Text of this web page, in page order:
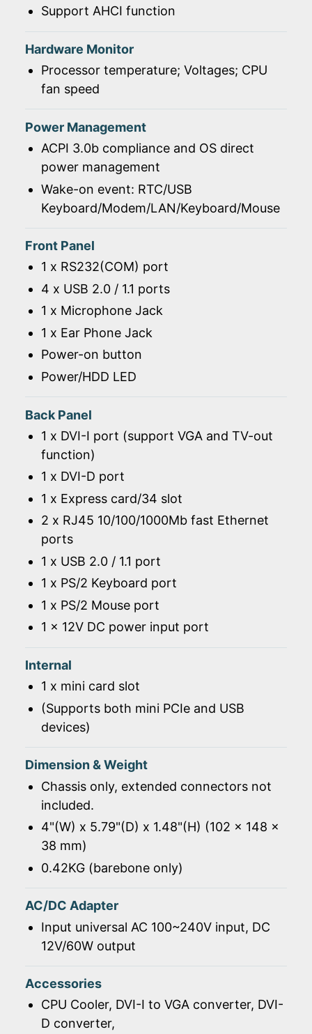
Support AHCI function
Hardware Monitor
Processor temperature; Voltages; CPU
fan speed
Power Management
ACPI 3.0b compliance and OS direct
power management
Wake-on event: RTC/USB
Keyboard/Modem/LAN/Keyboard/Mouse
Front Panel
1 x RS232(COM) port
4 x USB 2.0 / 1.1 ports
1 x Microphone Jack
1 x Ear Phone Jack
Power-on button
Power/HDD LED
Back Panel
1 x DVI-I port (support VGA and TV-out
function)
1 x DVI-D port
1 x Express card/34 slot
2 x RJ45 10/100/1000Mb fast Ethernet
ports
1 x USB 2.0 / 1.1 port
1 x PS/2 Keyboard port
1 x PS/2 Mouse port
1 x 12V DC power input port
Internal
1 x mini card slot
(Supports both mini PCIe and USB
devices)
Dimension & Weight
Chassis only, extended connectors not
included.
4"(W) x 5.79"(D) x 1.48"(H) (102 x 148 x
38 mm)
0.42KG (barebone only)
AC/DC Adapter
Input universal AC 100~240V input, DC
12V/60W output
Accessories
CPU Cooler, DVI-I to VGA converter, DVI-
D converter,